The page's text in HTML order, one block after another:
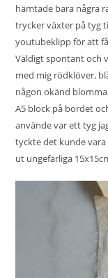
hämtade bara några
trycker växter på tyg
youtubeklipp för att
Väldigt spontant och
med mig rödklöver,
någon okänd
A5 block på bordet
använde var ett tyg
tyckte det kunde
ut ungefärliga